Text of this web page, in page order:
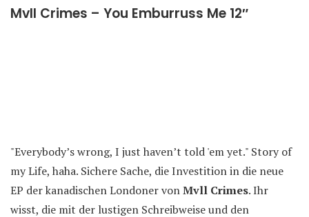
Mvll Crimes – You Emburruss Me 12″
"Everybody’s wrong, I just haven’t told 'em yet." Story of
my Life, haha. Sichere Sache, die Investition in die neue
EP der kanadischen Londoner vonMvll Crimes. Ihr
wisst, die mit der lustigen Schreibweise und den